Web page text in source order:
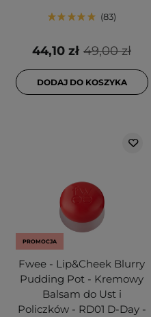
83
49,00 zł
44,10 zł
DODAJ DO KOSZYKA
PROMOCJA
Fwee - Lip&Cheek Blurry
Pudding Pot - Kremowy
Balsam do Ust i
Policzków - RD01 D-Day -